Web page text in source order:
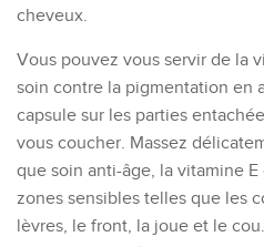
cheveux.
Vous pouvez vous servir de la
soin contre la pigmentation en
capsule sur les parties
vous coucher. Massez
que soin anti-âge, la vitamine
zones sensibles telles que les
lèvres, le front, la joue et le cou.